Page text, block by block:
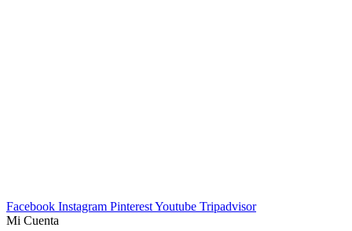
Facebook Instagram PinterestYoutube Tripadvisor
Mi Cuenta